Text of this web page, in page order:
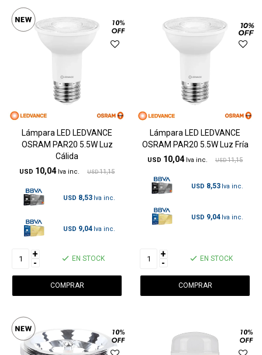
Lámpara LED LEDVANCE
OSRAM PAR20 5.5W Luz
Cálida
USD 10,04 USD 11,15
USD 8,53
USD 9,04
+
- EN STOCK
Lámpara LED LEDVANCE
OSRAM PAR20 5.5W Luz Fría
USD 10,04 USD 11,15
USD 8,53
USD 9,04
+
- EN STOCK